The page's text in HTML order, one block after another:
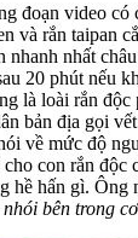
đoạn video có
và rắn taipan
nhanh nhất
20 phút nếu
là loài rắn độc
bản địa gọi
về mức độ
con rắn độc
hề hấn gì. Ông
bên trong